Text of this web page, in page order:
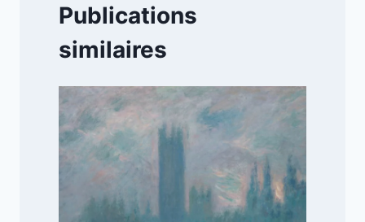
Publications
similaires